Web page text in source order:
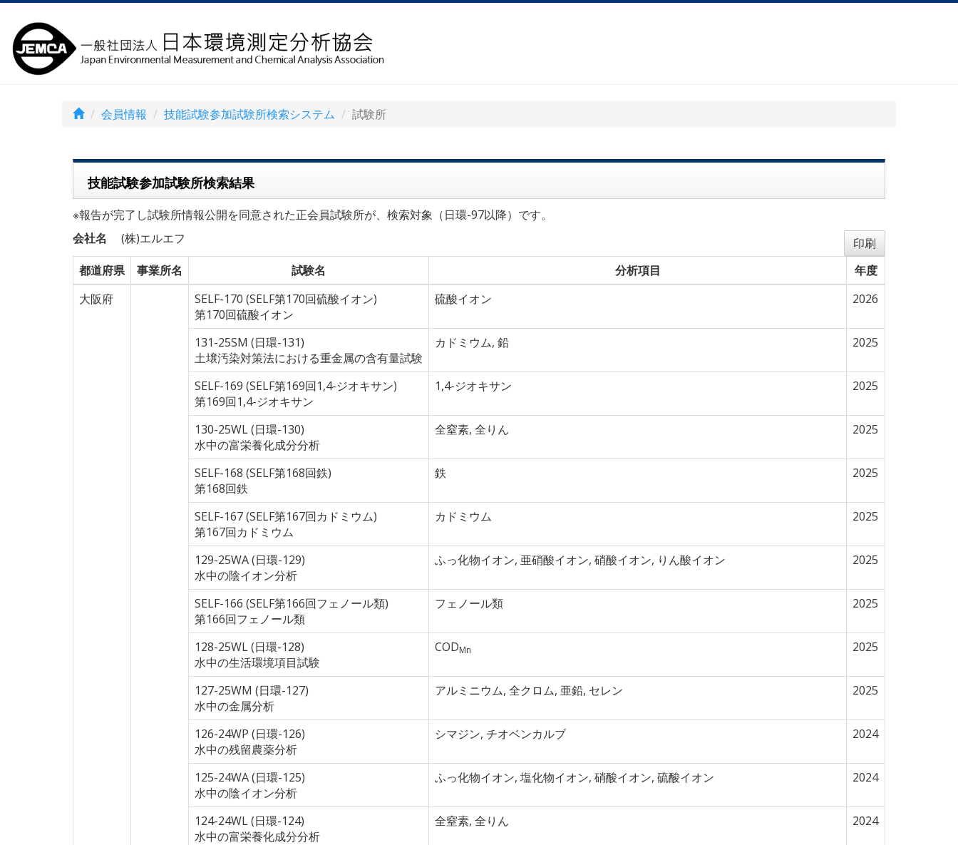
会員情報 技能試験参加試験所検索システム 試験所
技能試験参加試験所検索結果
※報告が完了し試験所情報公開を同意された正会員試験所が、検索対象（日環-97以降）です。
会社名
(株)エルエフ
印刷
都道府県
事業所名 試験名 分析項目
年度
大阪府
SELF-170 (SELF第170回硫酸イオン)
第170回硫酸イオン
硫酸イオン 2026
131-25SM (日環-131)
土壌汚染対策法における重金属の含有量試験
カドミウム, 鉛 2025
SELF-169 (SELF第169回1,4-ジオキサン)
第169回1,4-ジオキサン
1,4-ジオキサン 2025
130-25WL (日環-130)
水中の富栄養化成分分析
全窒素, 全りん 2025
SELF-168 (SELF第168回鉄)
第168回鉄
鉄 2025
SELF-167 (SELF第167回カドミウム)
第167回カドミウム
カドミウム 2025
129-25WA (日環-129)
水中の陰イオン分析
ふっ化物イオン, 亜硝酸イオン, 硝酸イオン, りん酸イオン 2025
SELF-166 (SELF第166回フェノール類)
第166回フェノール類
フェノール類 2025
128-25WL (日環-128)
水中の生活環境項目試験
CODMn 2025
127-25WM (日環-127)
水中の金属分析
アルミニウム, 全クロム, 亜鉛, セレン 2025
126-24WP (日環-126)
水中の残留農薬分析
シマジン, チオベンカルブ 2024
125-24WA (日環-125)
水中の陰イオン分析
ふっ化物イオン, 塩化物イオン, 硝酸イオン, 硫酸イオン 2024
124-24WL (日環-124)
水中の富栄養化成分分析
全窒素, 全りん 2024